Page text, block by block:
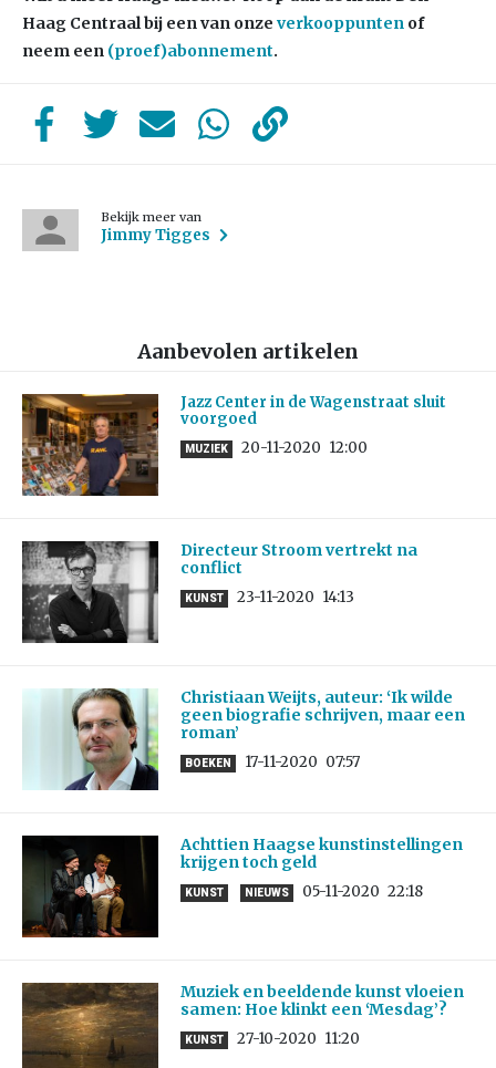
Haag Centraal bij een van onze verkooppunten of
neem een (proef)abonnement.
Bekijk meer van
Jimmy Tigges
Aanbevolen artikelen
Jazz Center in de Wagenstraat sluit
voorgoed
MUZIEK 20-11-2020 12:00
Directeur Stroom vertrekt na
conflict
KUNST 23-11-2020 14:13
Christiaan Weijts, auteur: ‘Ik wilde
geen biografie schrijven, maar een
roman’
BOEKEN 17-11-2020 07:57
Achttien Haagse kunstinstellingen
krijgen toch geld
KUNST NIEUWS 05-11-2020 22:18
Muziek en beeldende kunst vloeien
samen: Hoe klinkt een ‘Mesdag’?
KUNST 27-10-2020 11:20